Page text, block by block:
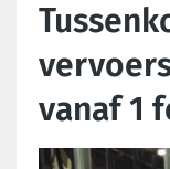
vanaf 1